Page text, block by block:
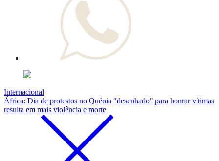
Internacional
África: Dia de protestos no Quénia "desenhado" para honrar vítimas
resulta em mais violência e morte